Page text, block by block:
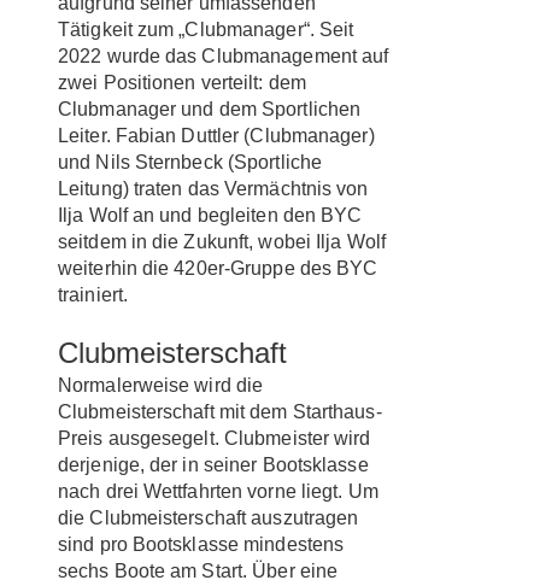
Tätigkeit zum „Clubmanager“. Seit
2022 wurde das Clubmanagement auf
zwei Positionen verteilt: dem
Clubmanager und dem Sportlichen
Leiter. Fabian Duttler (Clubmanager)
und Nils Sternbeck (Sportliche
Leitung) traten das Vermächtnis von
Ilja Wolf an und begleiten den BYC
seitdem in die Zukunft, wobei Ilja Wolf
weiterhin die 420er-Gruppe des BYC
trainiert.
Clubmeisterschaft
Normalerweise wird die
Clubmeisterschaft mit dem Starthaus-
Preis ausgesegelt. Clubmeister wird
derjenige, der in seiner Bootsklasse
nach drei Wettfahrten vorne liegt. Um
die Clubmeisterschaft auszutragen
sind pro Bootsklasse mindestens
sechs Boote am Start. Über eine